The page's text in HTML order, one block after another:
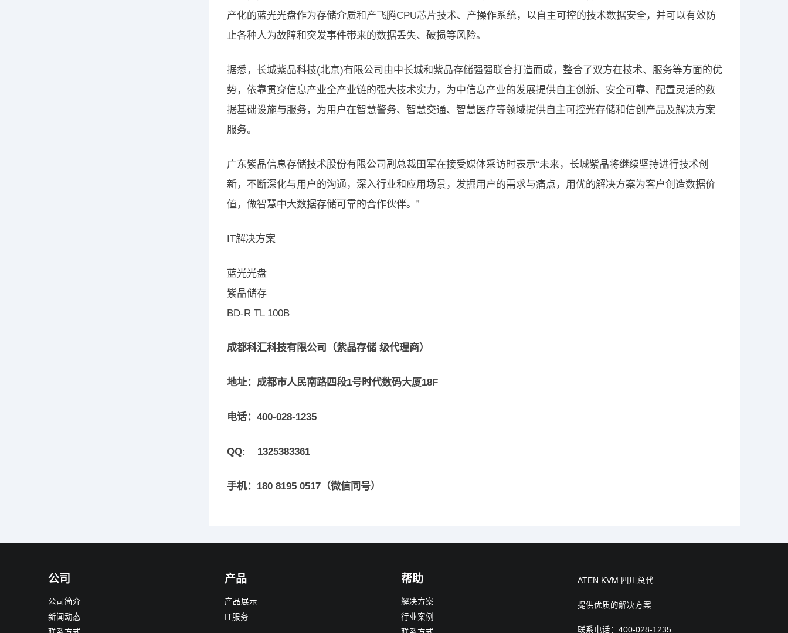
产化的蓝光光盘作为存储介质和产飞腾CPU芯片技术、产操作系统，以自主可控的技术数据安全，并可以有效防
止各种人为故障和突发事件带来的数据丢失、破损等风险。
据悉，长城紫晶科技(北京)有限公司由中长城和紫晶存储强强联合打造而成，整合了双方在技术、服务等方面的优
势，依靠贯穿信息产业全产业链的强大技术实力，为中信息产业的发展提供自主创新、安全可靠、配置灵活的数
据基础设施与服务，为用户在智慧警务、智慧交通、智慧医疗等领域提供自主可控光存储和信创产品及解决方案
服务。
广东紫晶信息存储技术股份有限公司副总裁田军在接受媒体采访时表示“未来，长城紫晶将继续坚持进行技术创
新，不断深化与用户的沟通，深入行业和应用场景，发掘用户的需求与痛点，用优的解决方案为客户创造数据价
值，做智慧中大数据存储可靠的合作伙伴。”
IT解决方案
蓝光光盘
紫晶储存
BD-R TL 100B
成都科汇科技有限公司（紫晶存储 级代理商）
地址：成都市人民南路四段1号时代数码大厦18F
电话：400-028-1235
QQ: 1325383361
手机：180 8195 0517（微信同号）
公司
公司简介
新闻动态
产品
产品展示
IT服务
帮助
解决方案
行业案例
ATEN KVM 四川总代
提供优质的解决方案
联系电话：400-028-1235